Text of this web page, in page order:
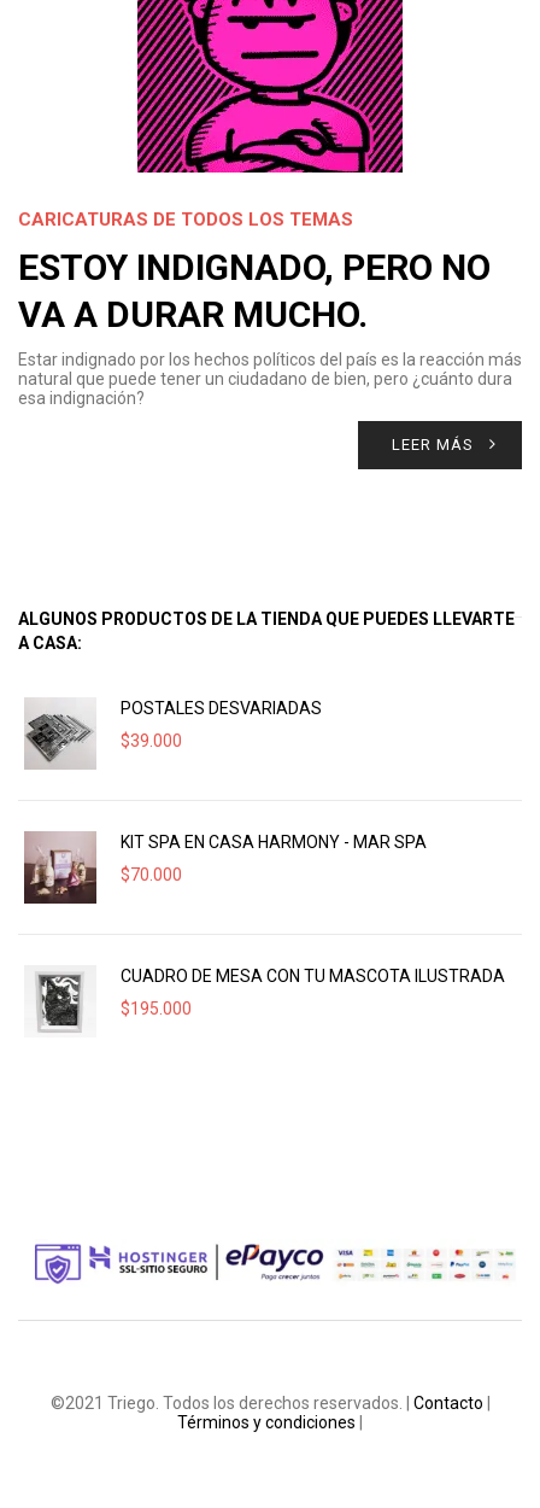
CARICATURAS DE TODOS LOS TEMAS
ESTOY INDIGNADO, PERO NO
VA A DURAR MUCHO.
Estar indignado por los hechos políticos del país es la reacción más
natural que puede tener un ciudadano de bien, pero ¿cuánto dura
esa indignación?
LEER MÁS
ALGUNOS PRODUCTOS DE LA TIENDA QUE PUEDES LLEVARTE
A CASA:
POSTALES DESVARIADAS
$39.000
KIT SPA EN CASA HARMONY - MAR SPA
$70.000
CUADRO DE MESA CON TU MASCOTA ILUSTRADA
$195.000
©2021 Triego. Todos los derechos reservados. | Contacto
Términos y condiciones